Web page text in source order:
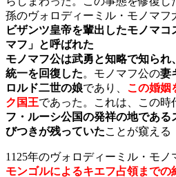
孫のヴォロディーミル・モノマフ
ビザンツ皇帝を輩出したモノマ
マフ」と呼ばれた
モノマフ公は武勇と知略で知ら
統一を回復した。モノマフ公の妻
ロルド二世の娘であり、 この婚姻
ク国王であった。これは、この時
フ・ルーシ公国の発祥の地であ
びつきが残っていたことが窺える
1125年のヴォロディーミル・モノ
モンゴルによるキエフ占領までの